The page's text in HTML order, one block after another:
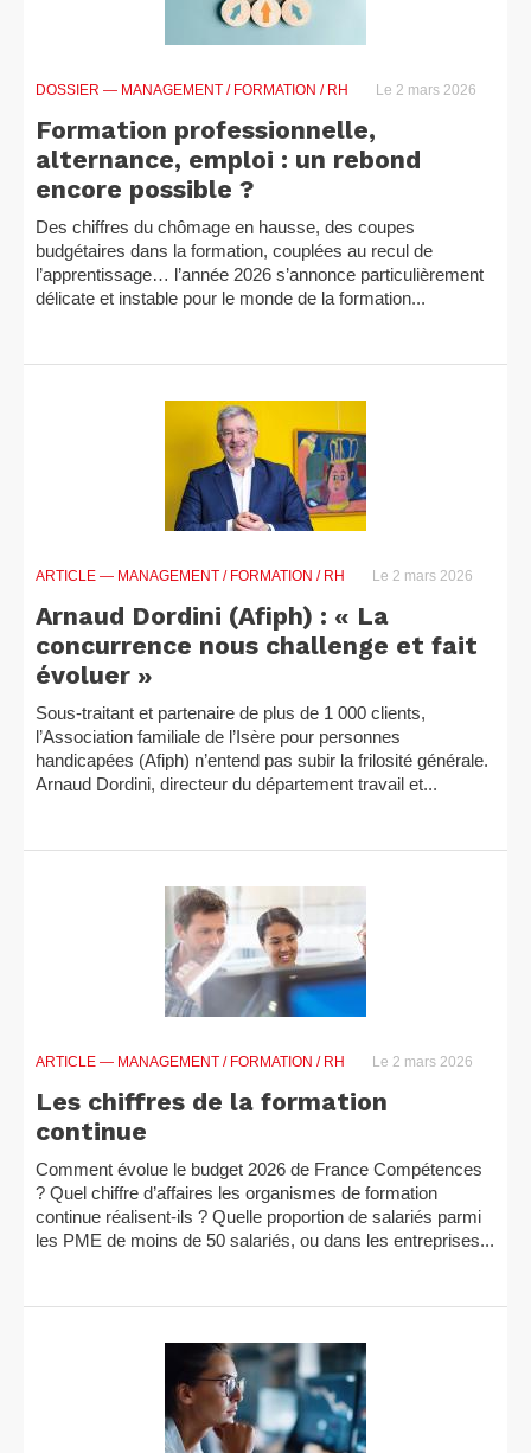
DOSSIER — MANAGEMENT / FORMATION / RH Le 2 mars 2026
Formation professionnelle,
alternance, emploi : un rebond
encore possible ?
Des chiffres du chômage en hausse, des coupes
budgétaires dans la formation, couplées au recul de
l’apprentissage… l’année 2026 s’annonce particulièrement
délicate et instable pour le monde de la formation...
ARTICLE — MANAGEMENT / FORMATION / RH Le 2 mars 2026
Arnaud Dordini (Afiph) : « La
concurrence nous challenge et fait
évoluer »
Sous-traitant et partenaire de plus de 1 000 clients,
l’Association familiale de l’Isère pour personnes
handicapées (Afiph) n’entend pas subir la frilosité générale.
Arnaud Dordini, directeur du département travail et...
ARTICLE — MANAGEMENT / FORMATION / RH Le 2 mars 2026
Les chiffres de la formation
continue
Comment évolue le budget 2026 de France Compétences
? Quel chiffre d’affaires les organismes de formation
continue réalisent-ils ? Quelle proportion de salariés parmi
les PME de moins de 50 salariés, ou dans les entreprises...